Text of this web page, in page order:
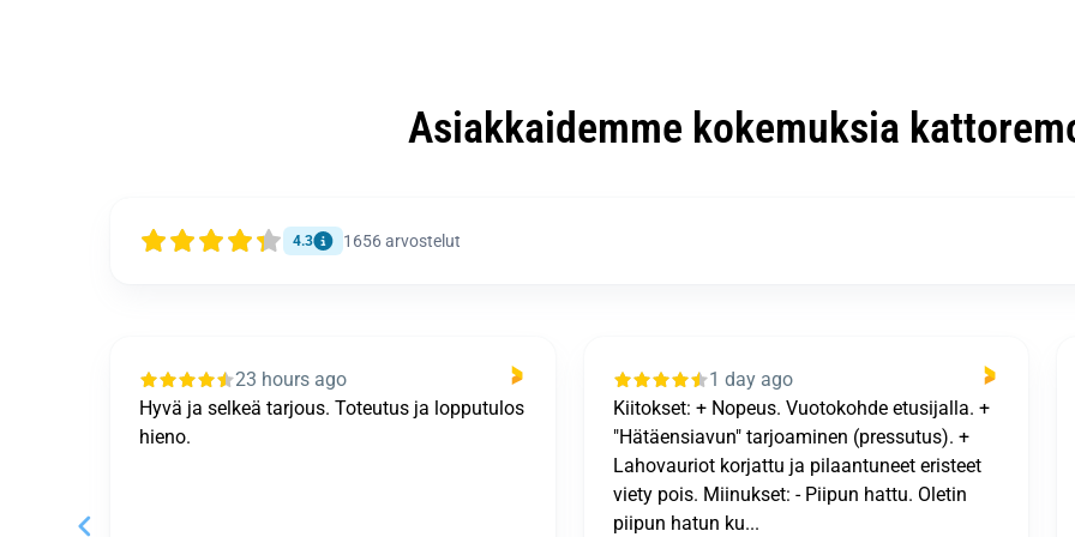
Asiakkaidemme kokemuksia
4.3 1656arvostelut
1 day ago
Kiitokset: + Nopeus. Vuotokohde etusijalla. +
"Hätäensiavun" tarjoaminen (pressutus). +
1 day ago
Kaikki sujui loistavastija tulos oli kiitettävä